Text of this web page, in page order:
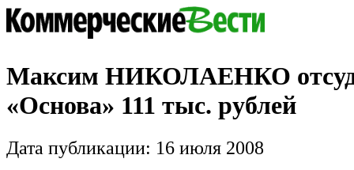
Максим НИКОЛАЕНКО
«Основа» 111 тыс. рублей
Дата публикации: 16 июля 2008